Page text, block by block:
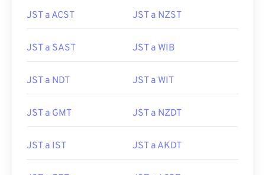
JST a ACST JST a NZST
JST a SAST JST a WIB
JST a NDT JST a WIT
JST a GMT JST a NZDT
JST a IST JST a AKDT